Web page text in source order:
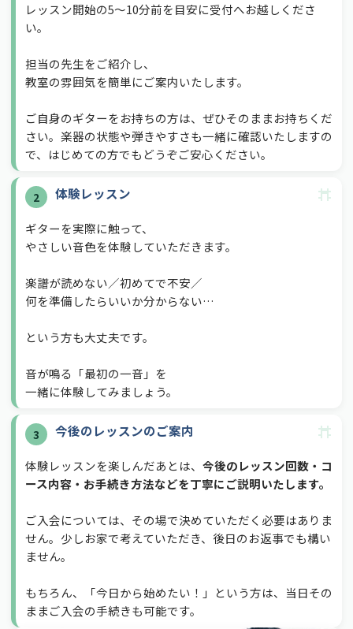
レッスン開始の5〜10分前を目安に受付へお越しくださ
い。
担当の先生をご紹介し、
教室の雰囲気を簡単にご案内いたします。
ご自身のギターをお持ちの方は、ぜひそのままお持ちくだ
さい。楽器の状態や弾きやすさも一緒に確認いたしますの
で、はじめての方でもどうぞご安心ください。
2 体験レッスン
ギターを実際に触って、
やさしい音色を体験していただきます。
楽譜が読めない／初めてで不安／
何を準備したらいいか分からない…
という方も大丈夫です。
音が鳴る「最初の一音」を
一緒に体験してみましょう。
3 今後のレッスンのご案内
体験レッスンを楽しんだあとは、 今後のレッスン回数・コ
ース内容・お手続き方法などを丁寧にご説明いたします。
ご入会については、その場で決めていただく必要はありま
せん。少しお家で考えていただき、後日のお返事でも構い
ません。
もちろん、「今日から始めたい！」という方は、当日その
ままご入会の手続きも可能です。